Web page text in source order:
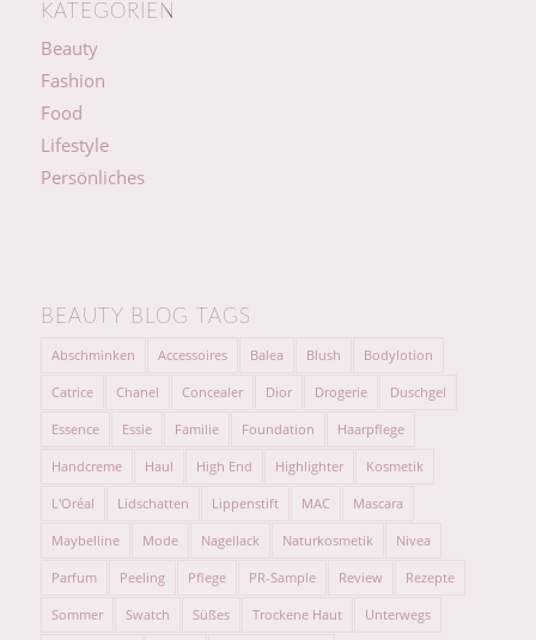
KATEGORIEN
Beauty
Fashion
Food
Lifestyle
Persönliches
BEAUTY BLOG TAGS
Abschminken Accessoires Balea Blush Bodylotion
Catrice Chanel Concealer Dior Drogerie Duschgel
Essence Essie Familie Foundation Haarpflege
Handcreme Haul High End Highlighter Kosmetik
L'Oréal Lidschatten Lippenstift MAC Mascara
Maybelline Mode Nagellack Naturkosmetik Nivea
Parfum Peeling Pflege PR-Sample Review Rezepte
Sommer Swatch Süßes Trockene Haut Unterwegs